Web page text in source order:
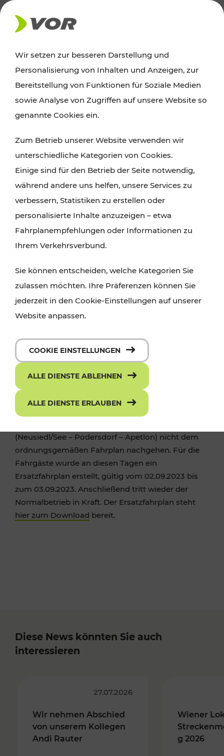
NEWS
24.08.2023
Austria Triathlon Podersdorf –
Ersatzfahrplan Linie 290
Fahrplanänderungen am 2. und 3.
September 2023
Während des sogenannten „Austria Triathlon“
(Neusiedl/See – Podersdorf – Apetlon) nicht dem
ordnungsgemäßen Fahrplan nachgehen. Für die
Fahrgäste wurde an diesen Tagen ein
Ersatzfahrplan erstellt, gültig vom 02.09.2023 bis
zum 03.09.2023. Anschließend tritt wieder der
Normalbetrieb in Kraft. Der Ersatzfahrplan steht
hier zum Download bereit.
Diese News könnten Sie auch
interessieren
27.07.2026
Wir nehmen Abschied
von unserem Kollegen
Andi Rauter
Wiener
g 2026
Wir setzen zur besseren Darstellung und
Personalisierung von Inhalten und Anzeigen, zur
Bereitstellung von Funktionen für Soziale Medien
sowie Analyse von Zugriffen auf unsere Website so
genannte Cookies ein.
Zum Betrieb unserer Website verwenden wir
unterschiedliche Kategorien von Cookies.
Einige sind für den Betrieb der Seite notwendig,
während andere uns helfen, unsere Services zu
verbessern, Statistiken zu erstellen oder
personalisierte Inhalte anzuzeigen – etwa
Fahrplanempfehlungen oder Informationen zu
Ihrem Verkehrsverbund.
Sie können entscheiden, welche Kategorien Sie
zulassen möchten. Ihre Präferenzen können Sie
jederzeit in den Cookie-Einstellungen auf unserer
Website anpassen.
COOKIE EINSTELLUNGEN
ALLE DIENSTE ABLEHNEN
ALLE DIENSTE ERLAUBEN